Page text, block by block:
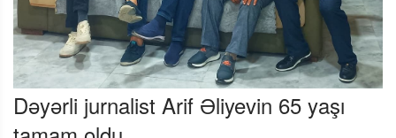
Dəyərli jurnalist Arif Əliyevin 65 yaşı
tamam oldu.